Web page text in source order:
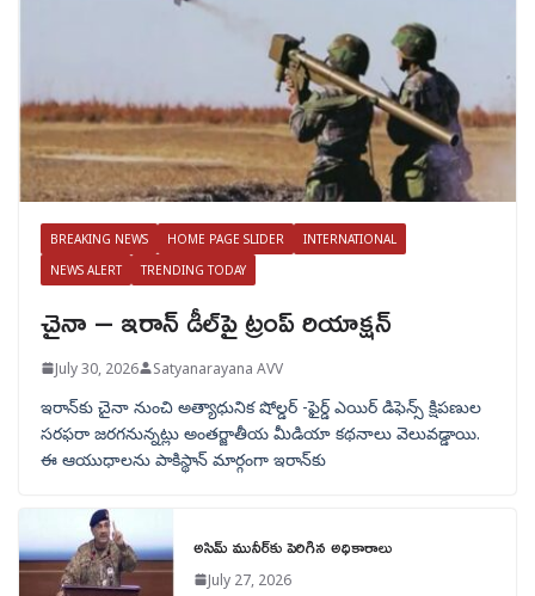
BREAKING NEWS HOME PAGE SLIDER
INTERNATIONAL
NEWS ALERT
TRENDING TODAY
చైనా – ఇరాన్ డీల్‌పై ట్రంప్ రియాక్షన్
July 30, 2026 Satyanarayana AVV
ఇరాన్‌కు చైనా నుంచి అత్యాధునిక షోల్డర్‌ -ఫైర్డ్ ఎయిర్ డిఫెన్స్ క్షిపణుల
సరఫరా జరగనున్నట్లు అంతర్జాతీయ మీడియా కథనాలు వెలువడ్డాయి.
ఈ ఆయుధాలను పాకిస్థాన్‌ మార్గంగా ఇరాన్‌కు
అసిమ్ మునీర్‌కు పెరిగిన అధికారాలు
July 27, 2026